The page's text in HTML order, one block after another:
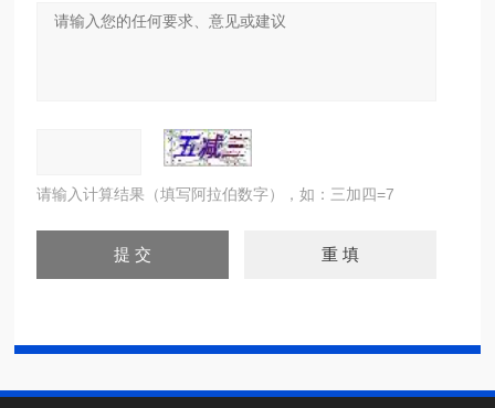
请输入计算结果（填写阿拉伯数字），如：三加四=7